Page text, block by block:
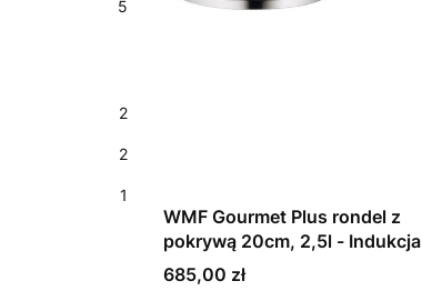
5
2
2
1
WMF Gourmet Plus rondel z
pokrywą 20cm, 2,5l - Indukcja
Cena
685,00 zł